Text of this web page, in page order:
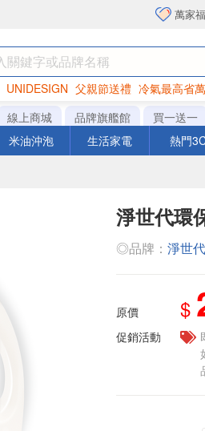
萬家
UNIDESIGN 父親節送禮 冷氣最高省萬
罐頭 海苔 洋芋片
線上商城 品牌旗艦館 買一送一
米油沖泡 生活家電 熱門
淨世代環
◎品牌： 淨世代
原價 $
促銷活動